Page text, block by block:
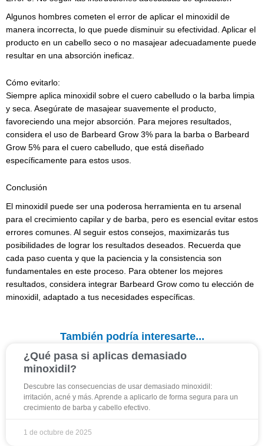
Algunos hombres cometen el error de aplicar el minoxidil de
manera incorrecta, lo que puede disminuir su efectividad. Aplicar el
producto en un cabello seco o no masajear adecuadamente puede
resultar en una absorción ineficaz.
Cómo evitarlo:
Siempre aplica minoxidil sobre el cuero cabelludo o la barba limpia
y seca. Asegúrate de masajear suavemente el producto,
favoreciendo una mejor absorción. Para mejores resultados,
considera el uso de Barbeard Grow 3% para la barba o Barbeard
Grow 5% para el cuero cabelludo, que está diseñado
específicamente para estos usos.
Conclusión
El minoxidil puede ser una poderosa herramienta en tu arsenal
para el crecimiento capilar y de barba, pero es esencial evitar estos
errores comunes. Al seguir estos consejos, maximizarás tus
posibilidades de lograr los resultados deseados. Recuerda que
cada paso cuenta y que la paciencia y la consistencia son
fundamentales en este proceso. Para obtener los mejores
resultados, considera integrar Barbeard Grow como tu elección de
minoxidil, adaptado a tus necesidades específicas.
También podría interesarte...
¿Qué pasa si aplicas demasiado
minoxidil?
Descubre las consecuencias de usar demasiado minoxidil:
irritación, acné y más. Aprende a aplicarlo de forma segura para un
crecimiento de barba y cabello efectivo.
1 de octubre de 2025